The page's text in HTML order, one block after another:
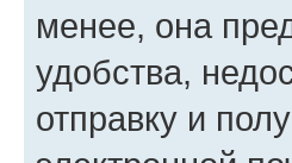
менее, она
удобства,
отправку и